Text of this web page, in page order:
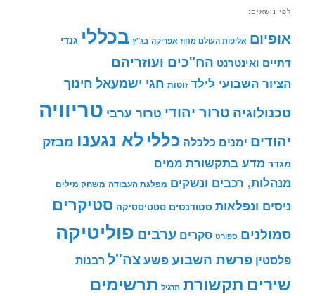
לפי נושאים:
אופיום אליפות העולם מחוז אפריקה בג"ץ בכללי גנדי
דתיים ואינטרנט הח"כים ועוזריהם
הציור השבועי לילד זוטות חגי ישמעאל חינוך
טכנולוגיה טרור יהודי טרור ערבי טריוויה
יהודים ימנים כלכלה כללי לא נגענו מבזק
מגדר מדע בתקשורת ממים
מנהלות, רכבים ונשקים מפלגת העבודה משחק מילים
ניסים ונפלאות סטודנטים סטטיסטיקה סטיקרים
סמולנים ספורט סקרים ערבים פוליטיקה
פלסטין פרשת השבועפשעצה"ל רבנות
שירים תקשורת תרגיל תרשימים